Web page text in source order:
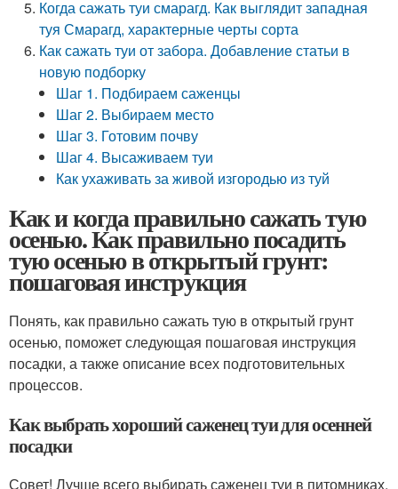
Когда сажать туи смарагд. Как выглядит западная
туя Смарагд, характерные черты сорта
Как сажать туи от забора. Добавление статьи в
новую подборку
Шаг 1. Подбираем саженцы
Шаг 2. Выбираем место
Шаг 3. Готовим почву
Шаг 4. Высаживаем туи
Как ухаживать за живой изгородью из туй
Как и когда правильно сажать тую
осенью. Как правильно посадить
тую осенью в открытый грунт:
пошаговая инструкция
Понять, как правильно сажать тую в открытый грунт
осенью, поможет следующая пошаговая инструкция
посадки, а также описание всех подготовительных
процессов.
Как выбрать хороший саженец туи для осенней
посадки
Совет! Лучше всего выбирать саженец туи в питомниках,